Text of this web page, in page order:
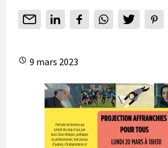
9 mars 2023